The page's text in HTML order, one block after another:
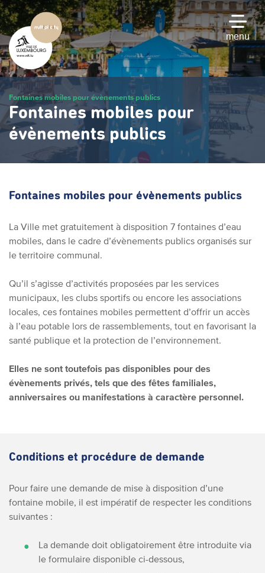
Passer
au
contenu
principal
menu
Fontaines mobiles pour évènements publics
Fontaines mobiles pour
évènements publics
Fontaines mobiles pour évènements publics
La Ville met gratuitement à disposition 7 fontaines d’eau
mobiles, dans le cadre d’évènements publics organisés sur
le territoire communal.
Qu’il s’agisse d’activités proposées par les services
municipaux, les clubs sportifs ou encore les associations
locales, ces fontaines mobiles permettent d’offrir un accès
à l’eau potable lors de rassemblements, tout en favorisant la
santé publique et la protection de l’environnement.
Elles ne sont toutefois pas disponibles pour des
évènements privés, tels que des fêtes familiales,
anniversaires ou manifestations à caractère personnel.
Conditions et procédure de demande
Pour faire une demande de mise à disposition d’une
fontaine mobile, il est impératif de respecter les conditions
suivantes :
La demande doit obligatoirement être introduite via
le formulaire disponible ci-dessous,